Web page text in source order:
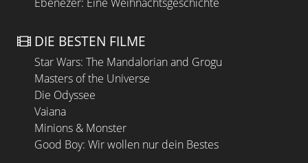
DIE BESTEN FILME
Star Wars: The Mandalorian and Grogu
Masters of the Universe
Die Odyssee
Vaiana
Minions & Monster
Good Boy: Wir wollen nur dein Bestes